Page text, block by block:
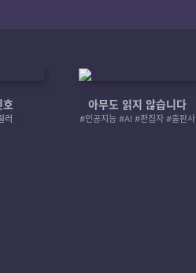
호
러
아무도 읽지 않습니다
#인공지능 #AI #편집자 #출판사